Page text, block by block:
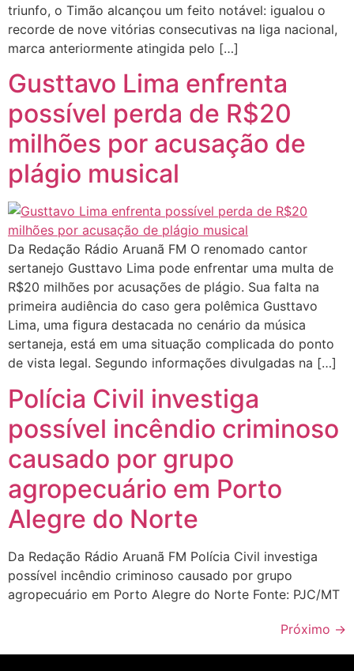
triunfo, o Timão alcançou um feito notável: igualou o
recorde de nove vitórias consecutivas na liga nacional,
marca anteriormente atingida pelo […]
Gusttavo Lima enfrenta
possível perda de R$20
milhões por acusação de
plágio musical
Da Redação Rádio Aruanã FM O renomado cantor
sertanejo Gusttavo Lima pode enfrentar uma multa de
R$20 milhões por acusações de plágio. Sua falta na
primeira audiência do caso gera polêmica Gusttavo
Lima, uma figura destacada no cenário da música
sertaneja, está em uma situação complicada do ponto
de vista legal. Segundo informações divulgadas na […]
Polícia Civil investiga
possível incêndio criminoso
causado por grupo
agropecuário em Porto
Alegre do Norte
Da Redação Rádio Aruanã FM Polícia Civil investiga
possível incêndio criminoso causado por grupo
agropecuário em Porto Alegre do Norte Fonte: PJC/MT
Próximo →